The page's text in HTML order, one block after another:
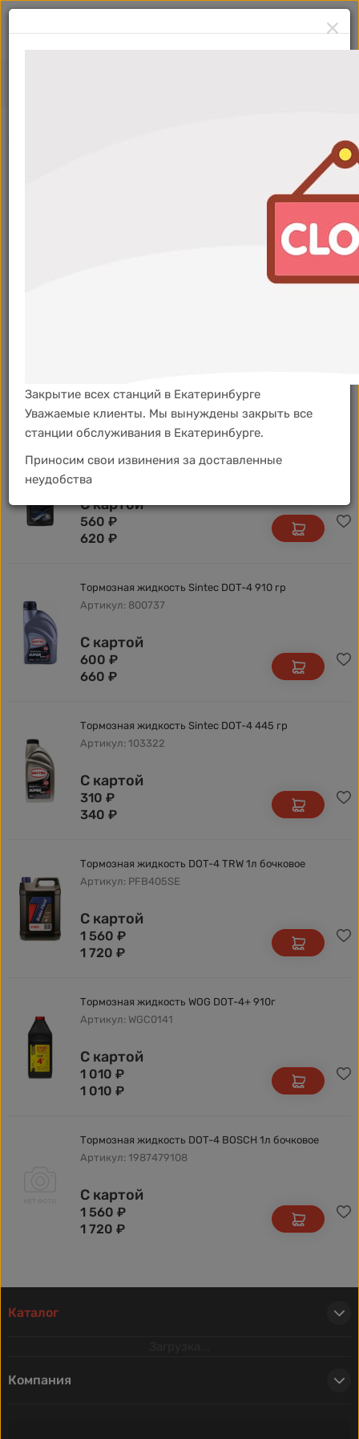
Фильтры
Тормозная жидкость DOT-4 Wolf Brake Fluid LV 1л
1 800₽
Артикул: 1047754
С картой
560 ₽
620 ₽
Тормозная жидкость Sintec DOT-4 910 гр
Артикул: 800737
С картой
600 ₽
660 ₽
Тормозная жидкость Sintec DOT-4 445 гр
Артикул: 103322
С картой
310 ₽
340 ₽
Тормозная жидкость DOT-4 TRW 1л бочковое
Артикул: PFB405SE
С картой
1 560 ₽
1 720 ₽
Тормозная жидкость WOG DOT-4+ 910г
Артикул: WGC0141
С картой
1 010 ₽
1 010 ₽
Тормозная жидкость DOT-4 BOSCH 1л бочковое
Артикул: 1987479108
С картой
1 560 ₽
1 720 ₽
Каталог
Компания
Закрытие всех станций в Екатеринбурге
Уважаемые клиенты. Мы вынуждены закрыть все
станции обслуживания в Екатеринбурге.
Приносим свои извинения за доставленные
неудобства